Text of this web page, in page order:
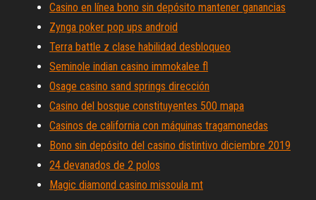
Casino en línea bono sin depósito mantener ganancias
Zynga poker pop ups android
Terra battle z clase habilidad desbloqueo
Seminole indian casino immokalee fl
Osage casino sand springs dirección
Casino del bosque constituyentes 500 mapa
Casinos de california con máquinas tragamonedas
Bono sin depósito del casino distintivo diciembre 2019
24 devanados de 2 polos
Magic diamond casino missoula mt